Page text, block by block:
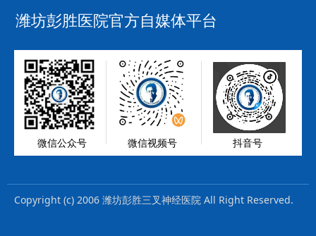
微信公众号 微信视频号 抖音号
Copyright (c) 2006 潍坊彭胜三叉神经医院 All Right Reserved.
潍坊彭胜医院官方自媒体平台